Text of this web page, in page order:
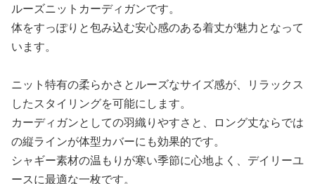
ルーズニットカーディガンです。
体をすっぽりと包み込む安心感のある着丈が魅力となって
います。
ニット特有の柔らかさとルーズなサイズ感が、リラックス
したスタイリングを可能にします。
カーディガンとしての羽織りやすさと、ロング丈ならでは
の縦ラインが体型カバーにも効果的です。
シャギー素材の温もりが寒い季節に心地よく、デイリーユ
ースに最適な一枚です。